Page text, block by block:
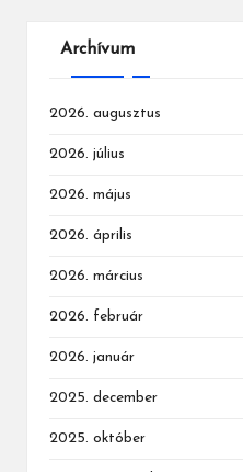
Archívum
2026. augusztus
2026. július
2026. május
2026. április
2026. március
2026. február
2026. január
2025. december
2025. október